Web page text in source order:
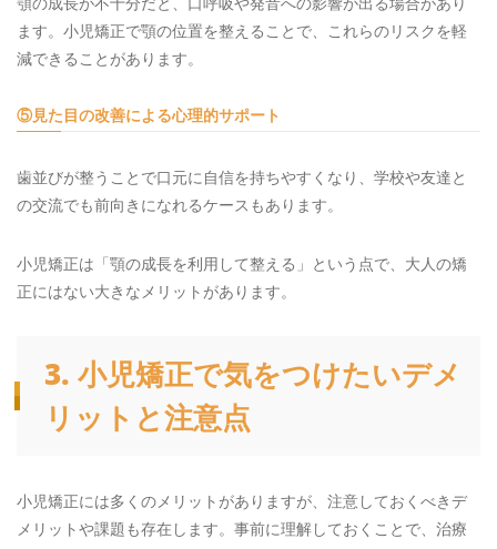
ます。小児矯正で顎の位置を整えることで、これらのリスクを軽
減できることがあります。
⑤見た目の改善による心理的サポート
歯並びが整うことで口元に自信を持ちやすくなり、学校や友達と
の交流でも前向きになれるケースもあります。
小児矯正は「顎の成長を利用して整える」という点で、大人の矯
正にはない大きなメリットがあります。
3. 小児矯正で気をつけたいデメ
リットと注意点
小児矯正には多くのメリットがありますが、注意しておくべきデ
メリットや課題も存在します。事前に理解しておくことで、治療